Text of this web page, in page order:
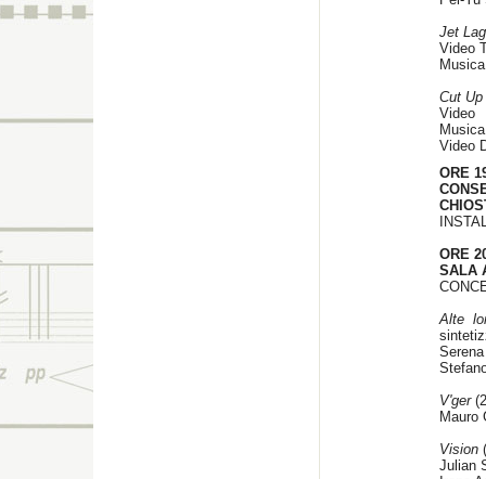
Jet
Video
Cut
Video
Video
ORE
ORE
SALA
Alte
V'ger
Mauro
Vision
Julian